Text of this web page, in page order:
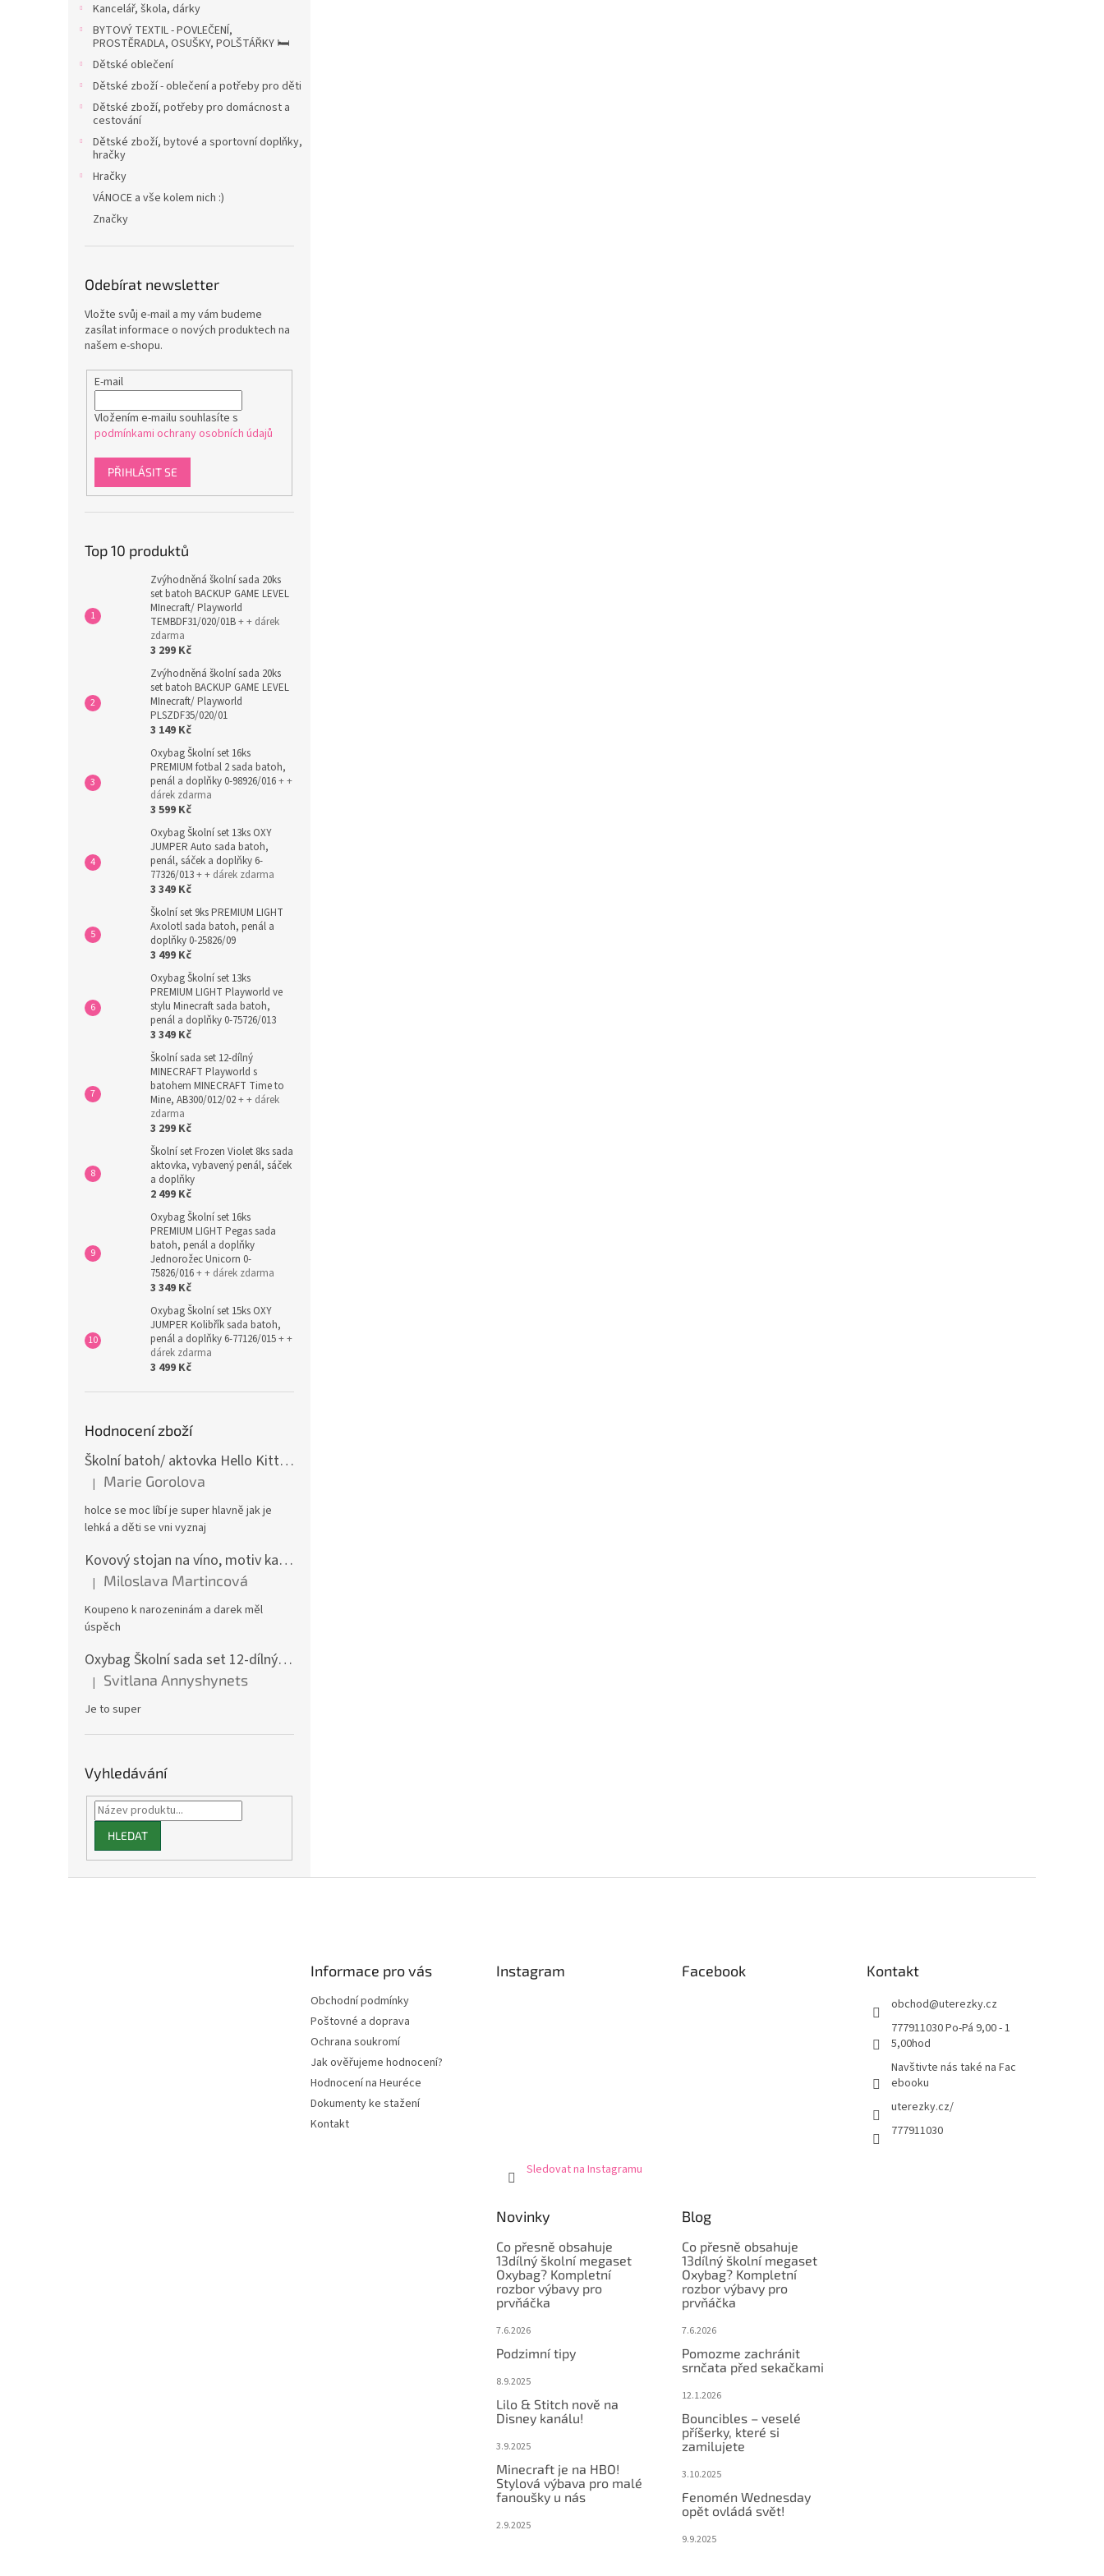
Kancelář, škola, dárky
BYTOVÝ TEXTIL - POVLEČENÍ,
PROSTĚRADLA, OSUŠKY, POLŠTÁŘKY 🛏️
Dětské oblečení
Dětské zboží - oblečení a potřeby pro děti
Dětské zboží, potřeby pro domácnost a
cestování
Dětské zboží, bytové a sportovní doplňky,
hračky
Hračky
VÁNOCE a vše kolem nich :)
Značky
Odebírat newsletter
Vložte svůj e-mail a my vám budeme
zasílat informace o nových produktech na
našem e-shopu.
E-mail
Vložením e-mailu souhlasíte s
podmínkami ochrany osobních údajů
PŘIHLÁSIT SE
Top 10 produktů
Zvýhodněná školní sada 20ks
set batoh BACKUP GAME LEVEL
MInecraft/ Playworld
TEMBDF31/020/01B+ + dárek
zdarma
3 299 Kč
Zvýhodněná školní sada 20ks
set batoh BACKUP GAME LEVEL
MInecraft/ Playworld
PLSZDF35/020/01
3 149 Kč
Oxybag Školní set 16ks
PREMIUM fotbal 2 sada batoh,
penál a doplňky 0-98926/016+ +
dárek zdarma
3 599 Kč
Oxybag Školní set 13ks OXY
JUMPER Auto sada batoh,
penál, sáček a doplňky 6-
77326/013+ + dárek zdarma
3 349 Kč
Školní set 9ks PREMIUM LIGHT
Axolotl sada batoh, penál a
doplňky 0-25826/09
3 499 Kč
Oxybag Školní set 13ks
PREMIUM LIGHT Playworld ve
stylu Minecraft sada batoh,
penál a doplňky 0-75726/013
3 349 Kč
Školní sada set 12-dílný
MINECRAFT Playworld s
batohem MINECRAFT Time to
Mine, AB300/012/02+ + dárek
zdarma
3 299 Kč
Školní set Frozen Violet 8ks sada
aktovka, vybavený penál, sáček
a doplňky
2 499 Kč
Oxybag Školní set 16ks
PREMIUM LIGHT Pegas sada
batoh, penál a doplňky
Jednorožec Unicorn 0-
75826/016+ + dárek zdarma
3 349 Kč
Oxybag Školní set 15ks OXY
JUMPER Kolibřík sada batoh,
penál a doplňky 6-77126/015+ +
dárek zdarma
3 499 Kč
Hodnocení zboží
Školní batoh/ aktovka Hello Kitty, růžová
Hodnocení produktu je 5 z 5 hvězdiček.
| Marie Gorolova
holce se moc líbí je super hlavně jak je
lehká a děti se vni vyznaj
Kovový stojan na víno, motiv kamion
Hodnocení produktu je 5 z 5 hvězdiček.
| Miloslava Martincová
Koupeno k narozeninám a darek měl
úspěch
Oxybag Školní sada set 12-dílný OXY GO Playworld ve stylu Minecraft - batoh, penál, sáček a doplňky 0-47126/012
Hodnocení produktu je 5 z 5 hvězdiček.
| Svitlana Annyshynets
Je to super
Vyhledávání
HLEDAT
Informace pro vás
Obchodní podmínky
Poštovné a doprava
Ochrana soukromí
Jak ověřujeme hodnocení?
Hodnocení na Heuréce
Dokumenty ke stažení
Kontakt
Instagram
Sledovat na Instagramu
Facebook Kontakt
obchod@uterezky.cz
777911030 Po-Pá 9,00 - 1
5,00hod
Navštivte nás také na Fac
ebooku
uterezky.cz/
777911030
Novinky
Co přesně obsahuje
13dílný školní megaset
Oxybag? Kompletní
rozbor výbavy pro
prvňáčka
7.6.2026
Podzimní tipy
8.9.2025
Lilo & Stitch nově na
Disney kanálu!
3.9.2025
Minecraft je na HBO!
Stylová výbava pro malé
fanoušky u nás
2.9.2025
Blog
Co přesně obsahuje
13dílný školní megaset
Oxybag? Kompletní
rozbor výbavy pro
prvňáčka
7.6.2026
Pomozme zachránit
srnčata před sekačkami
12.1.2026
Bouncibles – veselé
příšerky, které si
zamilujete
3.10.2025
Fenomén Wednesday
opět ovládá svět!
9.9.2025